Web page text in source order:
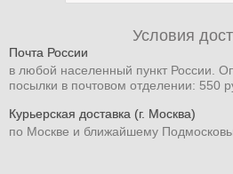
Условия
Почта России
в любой населенный пункт России.
посылки в почтовом отделении: 550
Курьерская доставка (г. Москва)
по Москве и ближайшему